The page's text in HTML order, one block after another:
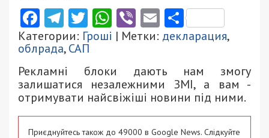
Facebook
Telegram
Twitter
WhatsApp
ViberEmail
Категории: Гроші | Метки: декларация,
облрада,САП
Рекламні блоки дають нам змогу
залишатися незалежними ЗМІ, а вам -
отримувати найсвіжіші новини під ними.
Приєднуйтесь також до 49000 в Google News. Слідкуйте